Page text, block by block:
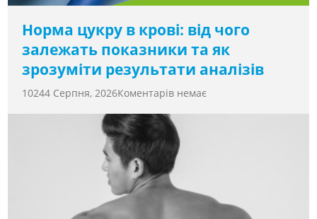
Норма цукру в крові: від чого
залежать показники та як
зрозуміти результати аналізів
10244 Серпня, 2026Коментарів немає